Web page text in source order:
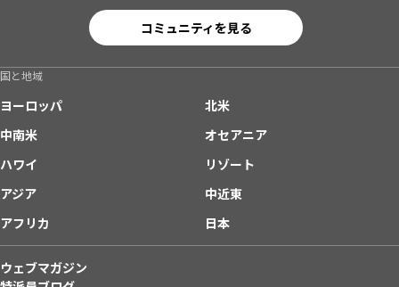
コミュニティを見る
国と地域
ヨーロッパ
北米
中南米
オセアニア
ハワイ
リゾート
アジア
中近東
アフリカ
日本
ウェブマガジン